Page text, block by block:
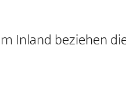
Inland beziehen